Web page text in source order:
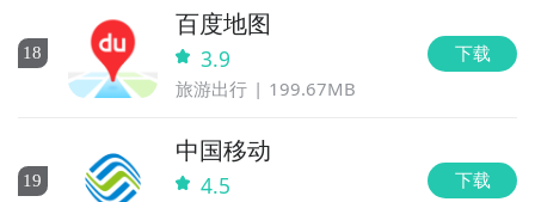
18
百度地图
3.9
旅游出行 199.67MB
下载
19
中国移动
4.5 下载